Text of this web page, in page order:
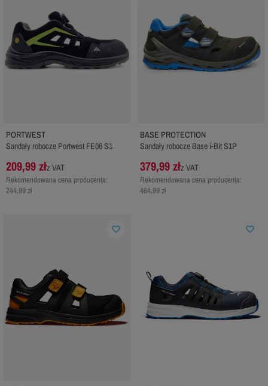
PORTWEST
Sandały robocze Portwest FE06 S1
209,99 złz VAT
Rekomendowana cena producenta:
244,99 zł
BASE PROTECTION
Sandały robocze Base i-Bit S1P
379,99 złz VAT
Rekomendowana cena producenta:
464,99 zł
favorite_border favorite_border